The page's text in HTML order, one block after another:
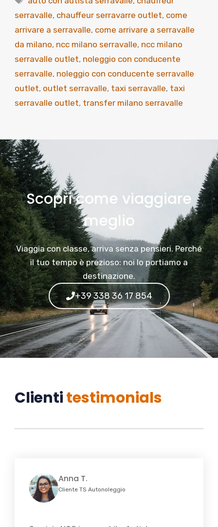
serravalle, chauffeur serravarre outlet, come
arrivare a serravalle, come arrivare a serravalle
da milano, ncc milano serravalle, ncc milano
serravalle outlet, noleggio con conducente
serravalle, noleggio con conducente serravalle
outlet, outlet serravalle, taxi serravalle, taxi
serravalle outlet, transfer milano serravalle
Scopri come viaggiare
meglio
Viaggia con classe, arriva senza pensieri. Perché
il tuo tempo è prezioso: noi lo portiamo a
destinazione.
+39 338 36 17 854
Clientitestimonials
Anna T.
Cliente TS Autonoleggio